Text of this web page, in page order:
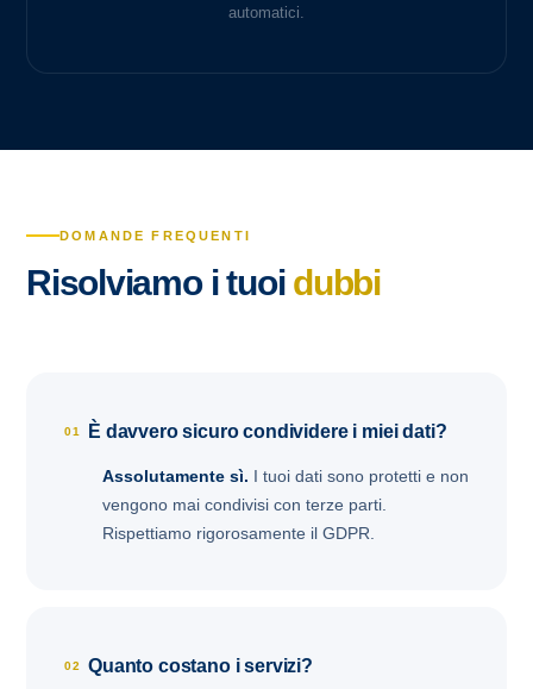
automatici.
DOMANDE FREQUENTI
Risolviamo i tuoi dubbi
01 È davvero sicuro condividere i miei dati?
Assolutamente sì. I tuoi dati sono protetti e non
vengono mai condivisi con terze parti.
Rispettiamo rigorosamente il GDPR.
02 Quanto costano i servizi?